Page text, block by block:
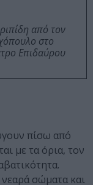
από τον
στο
Επιδαύρου
πίσω από
με τα όρια, τον
σώματα και